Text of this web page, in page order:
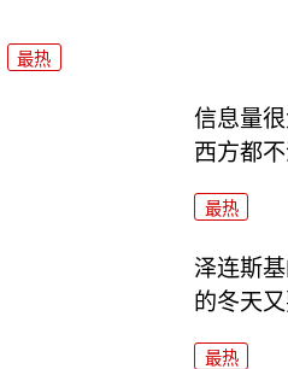
最热
信息量
西方都
最热
泽连斯
的冬天
最热